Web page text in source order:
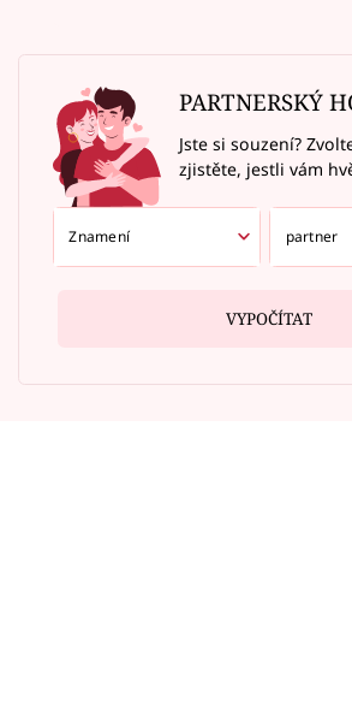
PARTNERSKÝ
Jste si souzení?
zjistěte, jestli vám
VYPOČÍTAT